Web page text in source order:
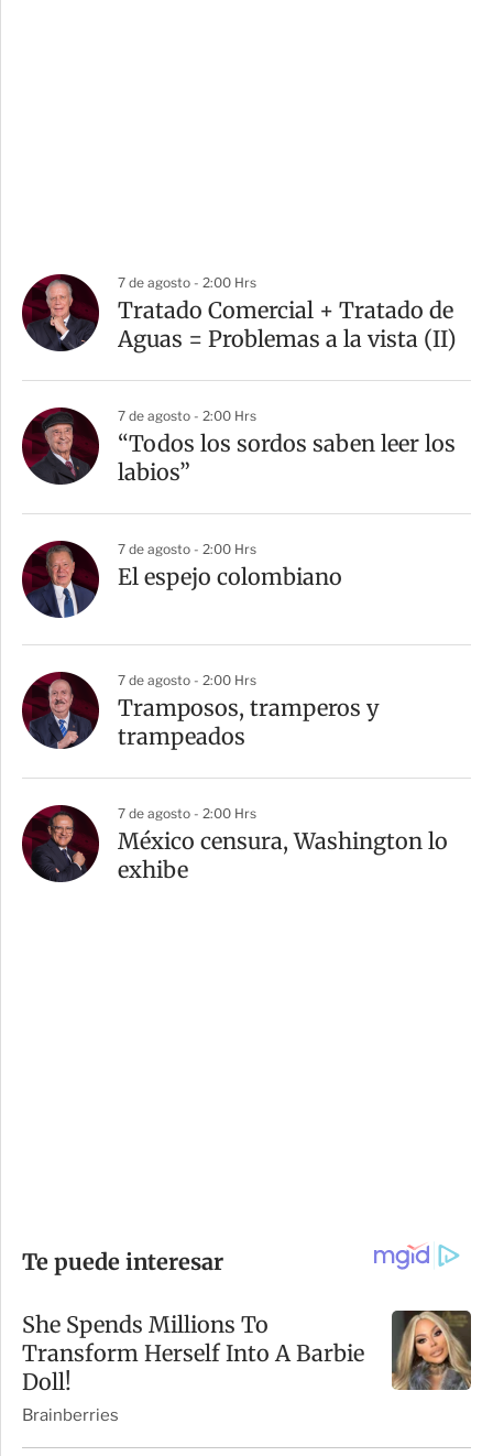
7 de agosto - 2:00 Hrs
Tratado Comercial + Tratado de
Aguas = Problemas a la vista (II)
7 de agosto - 2:00 Hrs
“Todos los sordos saben leer los
labios”
7 de agosto - 2:00 Hrs
El espejo colombiano
7 de agosto - 2:00 Hrs
Tramposos, tramperos y
trampeados
7 de agosto - 2:00 Hrs
México censura, Washington lo
exhibe